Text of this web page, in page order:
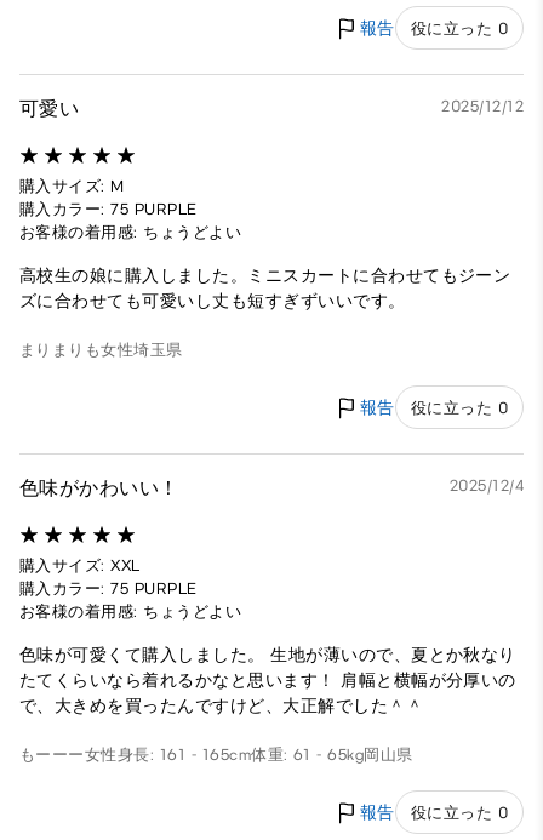
報告 役に立った 0
可愛い 2025/12/12
購入サイズ: M
購入カラー: 75 PURPLE
お客様の着用感: ちょうどよい
高校生の娘に購入しました。ミニスカートに合わせてもジーン
ズに合わせても可愛いし丈も短すぎずいいです。
まりまりも女性埼玉県
報告 役に立った 0
色味がかわいい！ 2025/12/4
購入サイズ: XXL
購入カラー: 75 PURPLE
お客様の着用感: ちょうどよい
色味が可愛くて購入しました。 生地が薄いので、夏とか秋なり
たてくらいなら着れるかなと思います！ 肩幅と横幅が分厚いの
で、大きめを買ったんですけど、大正解でした＾＾
もーーー女性身長: 161 - 165cm体重: 61 - 65kg岡山県
報告 役に立った 0